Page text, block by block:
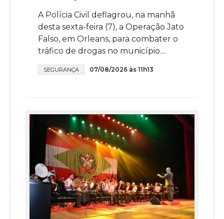
A Polícia Civil deflagrou, na manhã
desta sexta-feira (7), a Operação Jato
Falso, em Orleans, para combater o
tráfico de drogas no município....
SEGURANÇA 07/08/2026 às 11h13